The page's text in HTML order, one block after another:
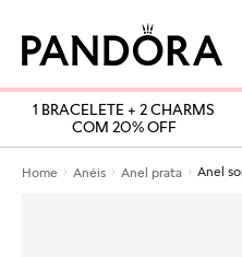
1 BRACELETE + 2 CHARMS
COM 20% OFF
Home Anéis Anel prata Anel